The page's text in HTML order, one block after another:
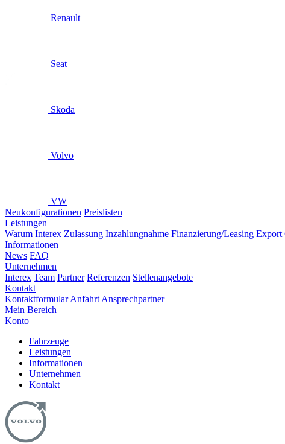
Renault
Seat
Skoda
Volvo
VW
Neukonfigurationen Preislisten
Leistungen
Warum Interex Zulassung Inzahlungnahme Finanzierung/Leasing Export
Informationen
News FAQ
Unternehmen
Interex Team Partner Referenzen Stellenangebote
Kontakt
Kontaktformular Anfahrt Ansprechpartner
Mein Bereich
Konto
Fahrzeuge
Leistungen
Informationen
Unternehmen
Kontakt